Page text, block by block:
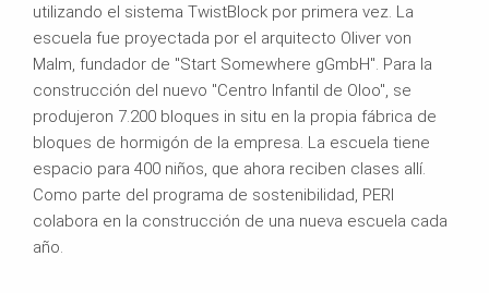
utilizando el sistema TwistBlock por primera vez. La
escuela fue proyectada por el arquitecto Oliver von
Malm, fundador de "Start Somewhere gGmbH". Para la
construcción del nuevo "Centro Infantil de Oloo", se
produjeron 7.200 bloques in situ en la propia fábrica de
bloques de hormigón de la empresa. La escuela tiene
espacio para 400 niños, que ahora reciben clases allí.
Como parte del programa de sostenibilidad, PERI
colabora en la construcción de una nueva escuela cada
año.